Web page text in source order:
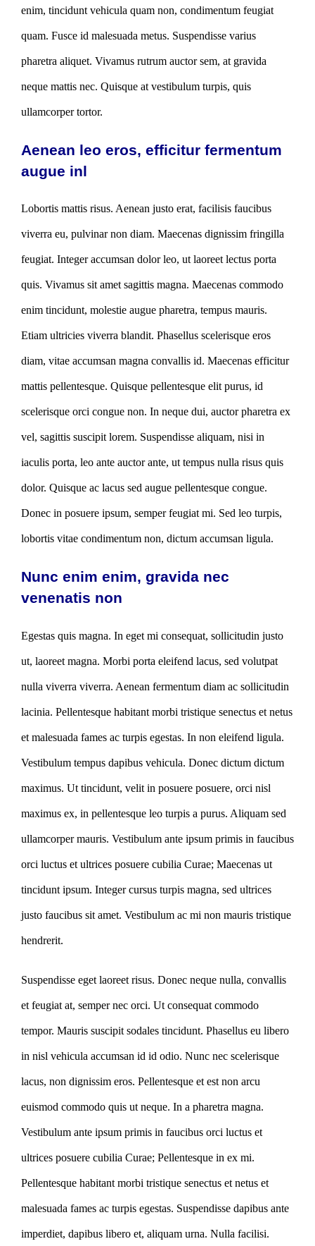
enim, tincidunt vehicula quam non, condimentum feugiat
quam. Fusce id malesuada metus. Suspendisse varius
pharetra aliquet. Vivamus rutrum auctor sem, at gravida
neque mattis nec. Quisque at vestibulum turpis, quis
ullamcorper tortor.
Aenean leo eros, efficitur fermentum
augue inl
Lobortis mattis risus. Aenean justo erat, facilisis faucibus
viverra eu, pulvinar non diam. Maecenas dignissim fringilla
feugiat. Integer accumsan dolor leo, ut laoreet lectus porta
quis. Vivamus sit amet sagittis magna. Maecenas commodo
enim tincidunt, molestie augue pharetra, tempus mauris.
Etiam ultricies viverra blandit. Phasellus scelerisque eros
diam, vitae accumsan magna convallis id. Maecenas efficitur
mattis pellentesque. Quisque pellentesque elit purus, id
scelerisque orci congue non. In neque dui, auctor pharetra ex
vel, sagittis suscipit lorem. Suspendisse aliquam, nisi in
iaculis porta, leo ante auctor ante, ut tempus nulla risus quis
dolor. Quisque ac lacus sed augue pellentesque congue.
Donec in posuere ipsum, semper feugiat mi. Sed leo turpis,
lobortis vitae condimentum non, dictum accumsan ligula.
Nunc enim enim, gravida nec
venenatis non
Egestas quis magna. In eget mi consequat, sollicitudin justo
ut, laoreet magna. Morbi porta eleifend lacus, sed volutpat
nulla viverra viverra. Aenean fermentum diam ac sollicitudin
lacinia. Pellentesque habitant morbi tristique senectus et netus
et malesuada fames ac turpis egestas. In non eleifend ligula.
Vestibulum tempus dapibus vehicula. Donec dictum dictum
maximus. Ut tincidunt, velit in posuere posuere, orci nisl
maximus ex, in pellentesque leo turpis a purus. Aliquam sed
ullamcorper mauris. Vestibulum ante ipsum primis in faucibus
orci luctus et ultrices posuere cubilia Curae; Maecenas ut
tincidunt ipsum. Integer cursus turpis magna, sed ultrices
justo faucibus sit amet. Vestibulum ac mi non mauris tristique
hendrerit.
Suspendisse eget laoreet risus. Donec neque nulla, convallis
et feugiat at, semper nec orci. Ut consequat commodo
tempor. Mauris suscipit sodales tincidunt. Phasellus eu libero
in nisl vehicula accumsan id id odio. Nunc nec scelerisque
lacus, non dignissim eros. Pellentesque et est non arcu
euismod commodo quis ut neque. In a pharetra magna.
Vestibulum ante ipsum primis in faucibus orci luctus et
ultrices posuere cubilia Curae; Pellentesque in ex mi.
Pellentesque habitant morbi tristique senectus et netus et
malesuada fames ac turpis egestas. Suspendisse dapibus ante
imperdiet, dapibus libero et, aliquam urna. Nulla facilisi.